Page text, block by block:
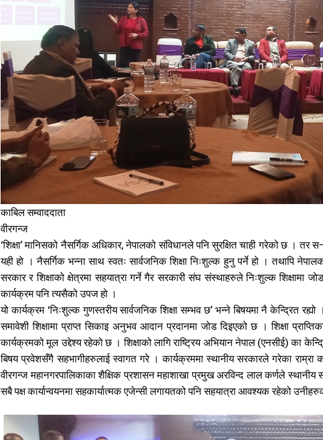
काबिलखबर एफएम सुन्नुहोस
उज्यालो एफएम सुन्नुहोस
काबिल-खबर टिभी
सम्पर्क
विज्ञापनको लागि
Share
काबिलखबर एफएम सुन्नुहोस
उज्यालो एफएम सुन्नुहोस
काबिल-खबर टिभी
सम्पर्क
विज्ञापनको लागि
Share
काबिल सम्वाददाता
वीरगन्ज
‘शिक्षा’ मानिसको नैसर्गिक अधिकार, नेपालको संविधानले पनि सुरक्षित चाही गरेको छ
यही हो । नैसर्गिक भन्ना साथ स्वतः सार्वजनिक शिक्षा निःशुल्क हुनु पर्ने हो । तथापि
सरकार र शिक्षाको क्षेत्रमा सहयात्रा गर्ने गैर सरकारी संघ संस्थाहरुले निःशुल्क शिक्षामा
कार्यक्रम पनि त्यसैको उपज हो ।
यो कार्यक्रम ‘निःशुल्क गुणस्तरीय सार्वजनिक शिक्षा सम्भव छ’ भन्ने बिषयमा नै केन्द्रित
समावेशी शिक्षामा प्राप्त सिकाइ अनुभव आदान प्रदानमा जोड दिइएको छ । शिक्षा
कार्यक्रमको मूल उद्देश्य रहेको छ । शिक्षाको लागि राष्ट्रिय अभियान नेपाल (एनसीई) का
बिषय प्रवेशसँगै सहभागीहरुलाई स्वागत गरे । कार्यक्रममा स्थानीय सरकारले गरेका राम्रा
वीरगन्ज महानगरपालिकाका शैक्षिक प्रशासन महाशाखा प्रमुख अरविन्द लाल कर्णले स्थानीय
सबै पक्ष कार्यान्वयनमा सहकार्यात्मक एजेन्सी लगायतको पनि सहयात्रा आवश्यक रहेको